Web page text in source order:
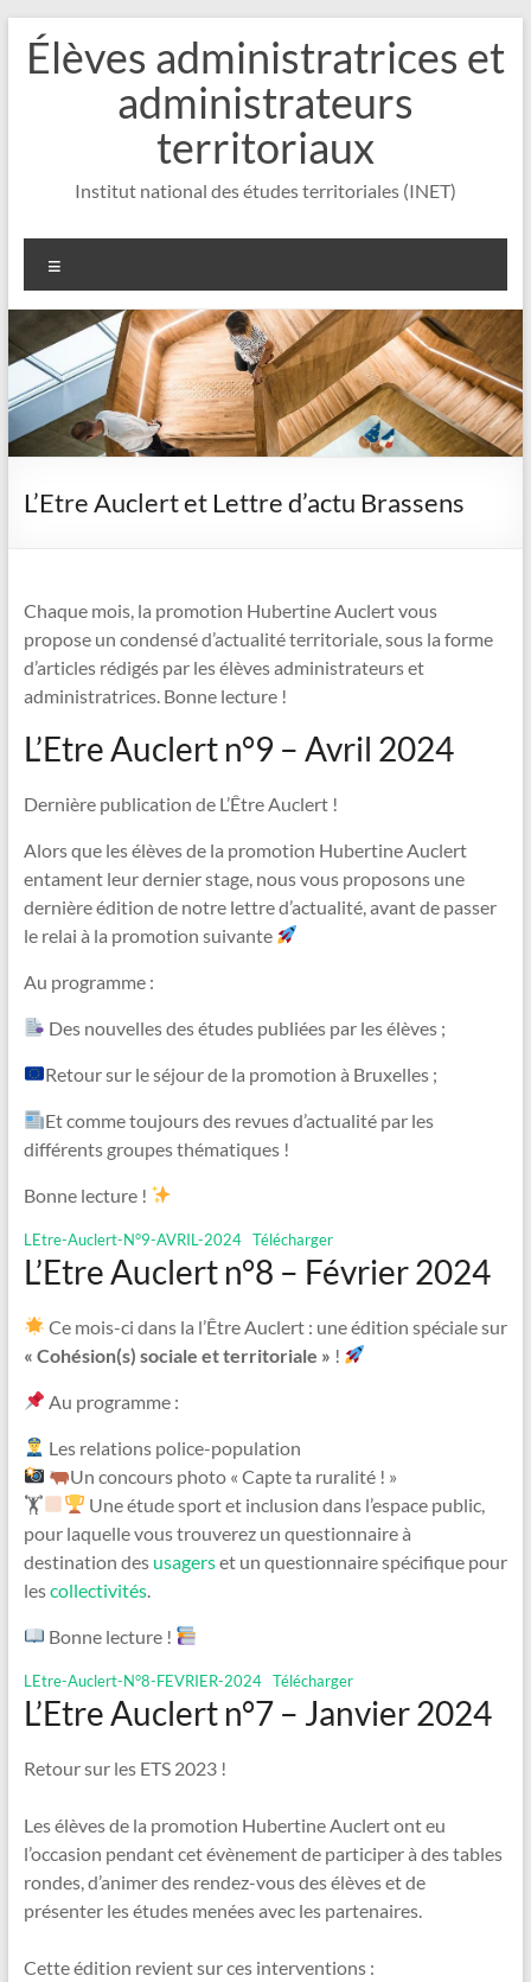
Aller
contenu
Élèves administratrices et
administrateurs
territoriaux
Institut national des études territoriales (INET)
L’Etre Auclert et Lettre d’actu Brassens
Chaque mois, la promotion Hubertine Auclert vous
propose un condensé d’actualité territoriale, sous la forme
d’articles rédigés par les élèves administrateurs et
administratrices. Bonne lecture !
L’Etre Auclert n°9 – Avril 2024
Dernière publication de L’Être Auclert !
Alors que les élèves de la promotion Hubertine Auclert
entament leur dernier stage, nous vous proposons une
dernière édition de notre lettre d’actualité, avant de passer
le relai à la promotion suivante
Au programme :
Des nouvelles des études publiées par les élèves ;
Retour sur le séjour de la promotion à Bruxelles ;
Et comme toujours des revues d’actualité par les
différents groupes thématiques !
Bonne lecture !
LEtre-Auclert-N°9-AVRIL-2024 Télécharger
L’Etre Auclert n°8 – Février 2024
Ce mois-ci dans la l’Être Auclert : une édition spéciale sur
« Cohésion(s) sociale et territoriale » !
Au programme :
Les relations police-population
Un concours photo « Capte ta ruralité ! »
🏋
Une étude sport et inclusion dans l’espace public,
pour laquelle vous trouverez un questionnaire à
destination des usagerset un questionnaire spécifique pour
lescollectivités.
Bonne lecture !
LEtre-Auclert-N°8-FEVRIER-2024 Télécharger
L’Etre Auclert n°7 – Janvier 2024
Retour sur les ETS 2023 !
Les élèves de la promotion Hubertine Auclert ont eu
l’occasion pendant cet évènement de participer à des tables
rondes, d’animer des rendez-vous des élèves et de
présenter les études menées avec les partenaires.
Cette édition revient sur ces interventions :